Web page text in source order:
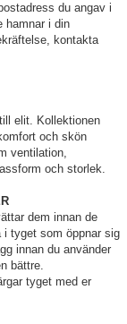
du angav i
hamnar i din
kontakta
elit. Kollektionen
och skön
ventilation,
och storlek.
dem innan de
i tyget som öppnar sig
innan du använder
bättre.
tyget med er